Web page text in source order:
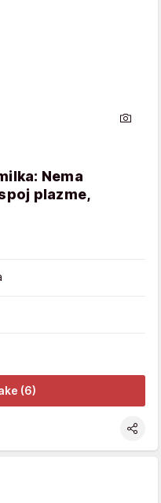
Nema
plazme,
(6)